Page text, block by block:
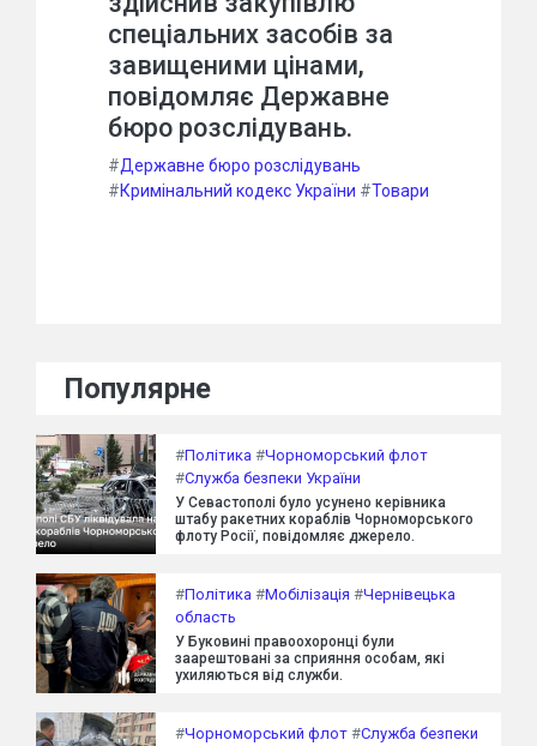
спеціальних засобів за
завищеними цінами,
повідомляє Державне
бюро розслідувань.
#Державне бюро розслідувань
#Кримінальний кодекс України #Товари
Популярне
#Політика #Чорноморський флот
#Служба безпеки України
У Севастополі було усунено керівника
штабу ракетних кораблів Чорноморського
флоту Росії, повідомляє джерело.
#Політика #Мобілізація #Чернівецька
область
У Буковині правоохоронці були
заарештовані за сприяння особам, які
ухиляються від служби.
#Чорноморський флот #Служба безпеки